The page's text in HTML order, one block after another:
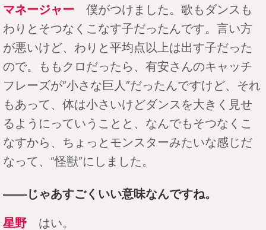
マネージャー 僕がつけました。歌もダンスも
わりとそつなくこなす子だったんです。言い方
が悪いけど、わりと平均点以上は出す子だった
ので。ももクロだったら、有安さんのキャッチ
フレーズが“小さな巨人”だったんですけど、それ
もあって、体は小さいけどダンスを大きく見せ
るようにっていうことと、なんでもそつなくこ
なすから、ちょっとモンスターみたいな感じだ
なって、“怪獣”にしました。
――じゃあすごくいい意味なんですね。
星野 はい。